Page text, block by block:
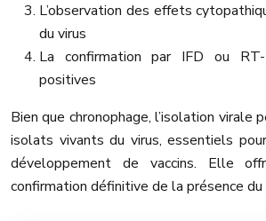
L’observation des effets
du virus
La confirmation par IFD ou
positives
Bien que chronophage, l’isolation virale
isolats vivants du virus, essentiels
développement de vaccins. Elle
confirmation définitive de la présence du